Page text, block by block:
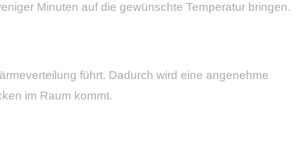
Minuten auf die gewünschte Temperatur bringen.
führt. Dadurch wird eine angenehme
im Raum kommt.